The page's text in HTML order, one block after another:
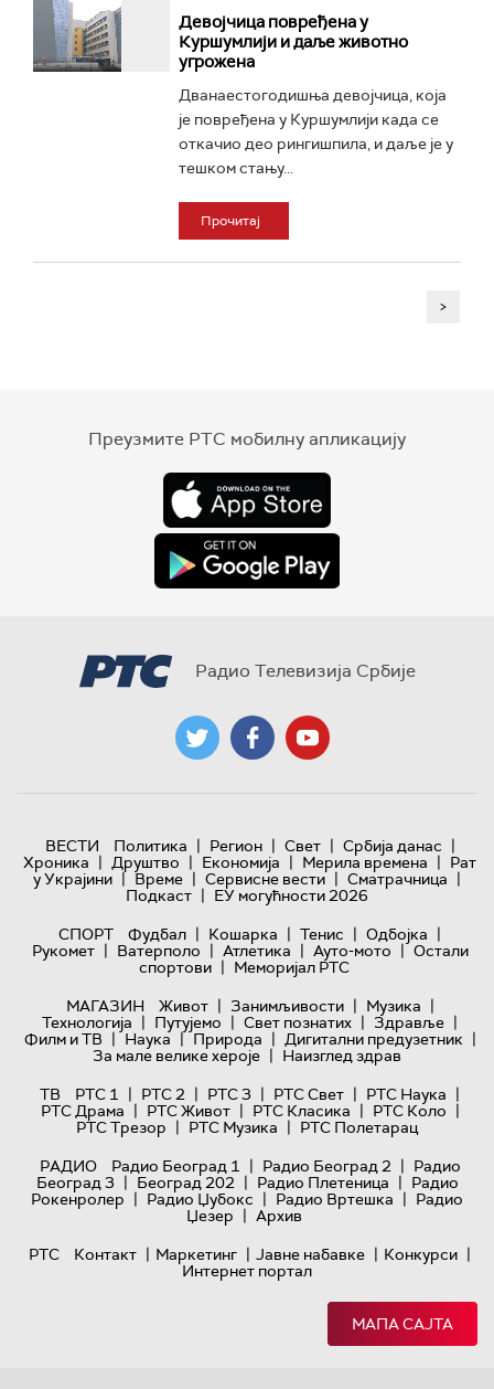
Девојчица повређена у
Куршумлији и даље животно
угрожена
Дванаестогодишња девојчица, која
је повређена у Куршумлији када се
откачио део рингишпила, и даље је у
тешком стању...
Прочитај
>
Преузмите РТС мобилну апликацију
Радио Телевизија Србије
ВЕСТИ Политика | Регион | Свет | Србија данас |
Хроника | Друштво | Економија | Мерила времена | Рат
у Украјини | Време | Сервисне вести | Сматрачница |
Подкаст | ЕУ могућности 2026
СПОРТ
Фудбал | Кошарка | Тенис | Одбојка |
Рукомет | Ватерполо | Атлетика | Ауто-мото | Остали
спортови | Меморијал РТС
МАГАЗИН
Живот | Занимљивости | Музика |
Технологијa | Путујемо | Свет познатих | Здравље |
Филм и ТВ | Наука | Природа | Дигитални предузетник |
За мале велике хероје | Наизглед здрав
ТВ
РТС 1 | РТС 2 | РТС 3 | РТС Свет | РТС Наука |
РТС Драма | РТС Живот | РТС Класика | РТС Коло |
РТС Трезор | РТС Музика | РТС Полетарац
РАДИО
Радио Београд 1 | Радио Београд 2 | Радио
Београд 3 | Београд 202 | Радио Плетеница | Радио
Рокенролер | Радио Џубокс | Радио Вртешка | Радио
Џезер | Архив
РТС
Контакт | Маркетинг | Јавне набавке | Конкурси |
Интернет портал
МАПА САЈТА